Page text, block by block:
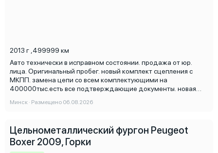
2013 г 499999 км
Авто технически в исправном состоянии. продажа от юр.
лица. Оригинальный пробег. новый комплект сцепления с
МКПП. замена цепи со всем комплектующими на
400000тыс.есть все подтверждающие документы. новая
снизу авто в отличном состоянии. техосмотр до мая 2027
Минск · Размещено 06.08.2026
Цельнометаллический фургон Peugeot
Boxer 2009, Горки